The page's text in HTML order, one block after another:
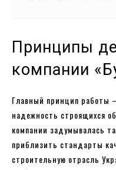
Принципы
компании
Главный принцип работы
надежность строящихся
компании задумывалась
приблизить стандарты
строительную отрасль